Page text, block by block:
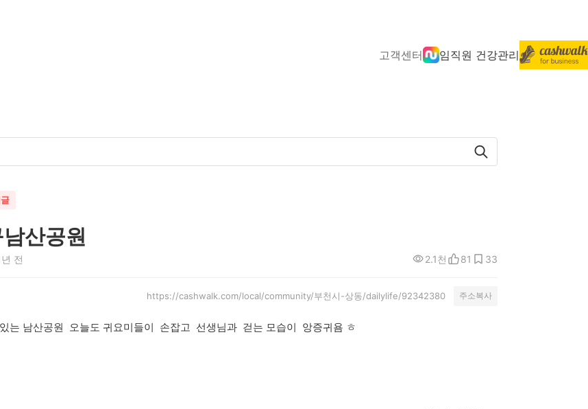
고객센터 임직원 건강관리
산공원
년 전 2.1천 81 33
https://cashwalk.com/local/community/부천시-상동/dailylife/92342380 주소복사
는 남산공원 오늘도 귀요미들이 손잡고 선생님과 걷는 모습이 앙증귀욤 ㅎ